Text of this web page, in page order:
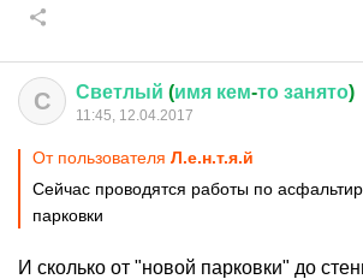
С Светлый (имя кем-то занято)
11:45, 12.04.2017
От пользователя Л.е.н.т.я.й
Сейчас проводятся работы по
парковки
И сколько от "новой парковки" до